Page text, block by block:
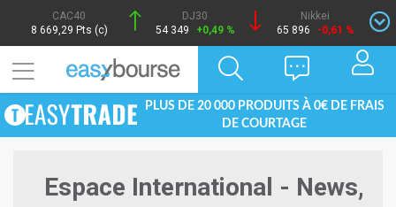
CAC40
8 669,29 Pts (c)
DJ30
54 349
+0,49 %
Nikkei
65 896
-0,61 %
PLUS DE 20 000 PRODUITS À 0€ DE FRAIS
DE COURTAGE
Espace International - News,